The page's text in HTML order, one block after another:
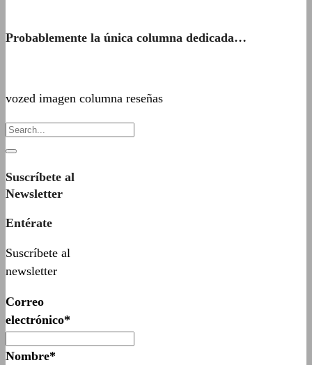
Probablemente la única columna dedicada…
vozed imagen columna reseñas
Suscríbete al
Newsletter
Entérate
Suscríbete al
newsletter
Correo
electrónico*
Nombre*